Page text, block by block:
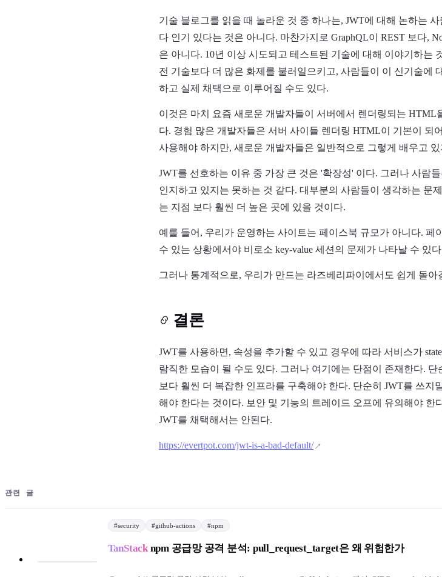
기술 블로그를 읽을 때 놀라운 것 중 하나는, JWT에 대해 논하는
다 인기 있다는 것은 아니다. 마찬가지로 GraphQL이 REST 보다,
은 아니다. 10년 이상 시도되고 테스트된 기술에 대해 이야기하는
전 기술보다 더 많은 화제를 불러일으키고, 사람들이 이 신기술에
하고 실제 채택으로 이루어질 수도 있다.
이것은 마치 요즘 새로운 개발자들이 서버에서 렌더링되는 HTML
다. 경험 많은 개발자들은 서버 사이들 렌더링 HTML이 기본이 되
사용해야 하지만, 새로운 개발자들은 일반적으로 그렇게 배우고 있
JWT를 선호하는 이유 중 가장 큰 것은 '확장성' 이다. 그러나 사람
인지하고 있지는 못하는 것 같다. 대부분의 사람들이 생각하는 문
는 지점 보다 훨씬 더 높은 곳에 있을 것이다.
예를 들어, 우리가 운영하는 사이트는 페이스북 규모가 아니다.
수 있는 상황에서야 비로소 key-value 세션의 문제가 나타날 수 있
그러나 통계적으로, 우리가 만드는 라즈베리파이에서도 쉽게 돌
결론
JWT를 사용하면, 속성을 추가할 수 있고 경우에 따라 서비스가
람직한 모습이 될 수도 있다. 그러나 여기에는 단점이 존재한다. 단
보다 훨씬 더 복잡한 인프라를 구축해야 한다. 단순히 JWT를 쓰
해야 한다는 것이다. 보안 및 기능의 트레이드 오프에 유의해야 한
JWT를 채택해서는 안된다.
https://evertpot.com/jwt-is-a-bad-default/
관련 글
#security #github-actions #npm
TanStacknpm 공급망 공격 분석: pull_request_target은 왜 위험한가